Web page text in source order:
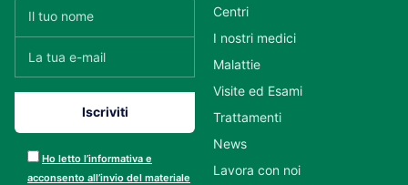
Ho letto l’informativa e
acconsento all’invio del materiale
Centri
I nostri medici
Malattie
Visite ed Esami
Trattamenti
News
Lavora con noi